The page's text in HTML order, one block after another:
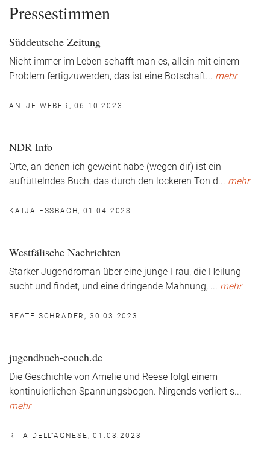
Pressestimmen
Süddeutsche Zeitung
Nicht immer im Leben schafft man es, allein mit einem
Problem fertigzuwerden, das ist eine Botschaft... mehr
ANTJE WEBER, 06.10.2023
NDR Info
Orte, an denen ich geweint habe (wegen dir) ist ein
aufrüttelndes Buch, das durch den lockeren Ton d... mehr
KATJA ESSBACH, 01.04.2023
Westfälische Nachrichten
Starker Jugendroman über eine junge Frau, die Heilung
sucht und findet, und eine dringende Mahnung, ... mehr
BEATE SCHRÄDER, 30.03.2023
jugendbuch-couch.de
Die Geschichte von Amelie und Reese folgt einem
kontinuierlichen Spannungsbogen. Nirgends verliert s...
mehr
RITA DELL"AGNESE, 01.03.2023